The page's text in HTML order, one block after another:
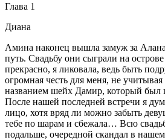
Глава 1
Диана
Амина наконец вышла замуж за
путь. Свадьбу они сыграли на
прекрасно, я ликовала, ведь быть
огромная честь для меня, не
названием шейх Дамир, который был
После нашей последней встречи я
лицо, хотя вряд ли можно забыть
тебе по шарам и сбежала… Всю
подальше, очередной скандал в